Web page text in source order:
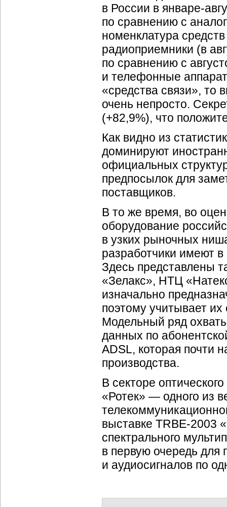
в России в январе-
по сравнению с
номенклатура
радиоприемники (в
по сравнению с
и телефонные
«средства связи», то
очень непросто.
(+82,9%), что
Как видно из
доминируют
официальных
предпосылок для
поставщиков.
В то же время, во
оборудование
в узких рыночных
разработчики имеют
Здесь представлены
«Зелакс», НТЦ
изначально
поэтому учитывает
Модельный ряд
данных по
ADSL, которая почти
производства.
В секторе
«Ротек» — одного из
выставке TRBE-2003
спектрального
в первую очередь для
и аудиосигналов по